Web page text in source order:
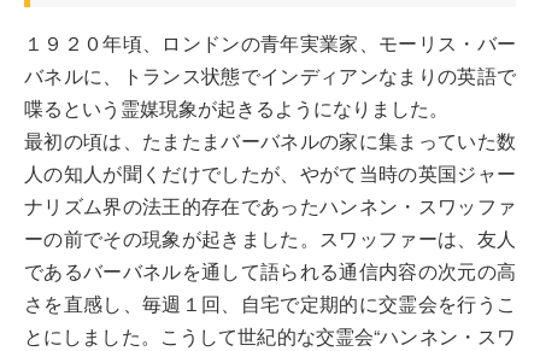
１９２０年頃、ロンドンの青年実業家、モーリス・バー
バネルに、トランス状態でインディアンなまりの英語で
喋るという霊媒現象が起きるようになりました。
最初の頃は、たまたまバーバネルの家に集まっていた数
人の知人が聞くだけでしたが、やがて当時の英国ジャー
ナリズム界の法王的存在であったハンネン・スワッファ
ーの前でその現象が起きました。スワッファーは、友人
であるバーバネルを通して語られる通信内容の次元の高
さを直感し、毎週１回、自宅で定期的に交霊会を行うこ
とにしました。こうして世紀的な交霊会“ハンネン・スワ